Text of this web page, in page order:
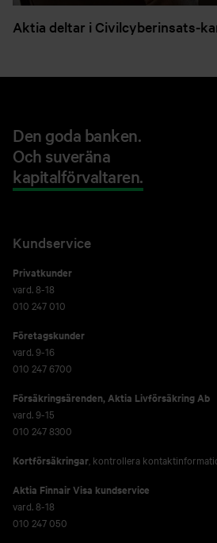
Aktia deltar i Civilcyberinsats-
Den goda banken.
Och suveräna
kapitalförvaltaren.
Kundservice
Privatkunder
vard. 8-18
010 247 010
Företagskunder
vard. 9-16
010 247 6700
Försäkringsärenden, Aktia Livförsäkring Ab
vard. 9-15
010 247 8300
Kortförsäkringar , kontrollera
Aktia Finnair Visa kundservice
vard. 8-18
010 247 050